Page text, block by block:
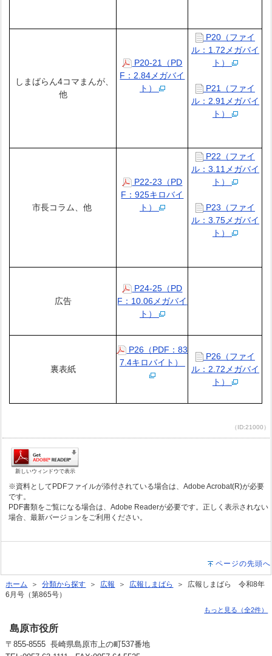
しまばらん4コマまんが、
他
P20-21（PD
F：2.84メガバイ
ト）
P20（ファイ
ル：1.72メガバイ
ト）
P21（ファイ
ル：2.91メガバイ
ト）
市長コラム、他
P22-23（PD
F：925キロバイ
ト）
P22（ファイ
ル：3.11メガバイ
ト）
P23（ファイ
ル：3.75メガバイ
ト）
広告
P24-25（PD
F：10.06メガバイ
ト）
裏表紙
P26（PDF：83
7.4キロバイト）
P26（ファイ
ル：2.72メガバイ
ト）
（ID:21000）
新しいウィンドウで表示
※資料としてPDFファイルが添付されている場合は、Adobe Acrobat(R)が必要
です。
PDF書類をご覧になる場合は、Adobe Readerが必要です。正しく表示されない
場合、最新バージョンをご利用ください。
ページの先頭へ
ホーム ＞分類から探す ＞ 広報 ＞ 広報しまばら
＞ 広報しまばら 令和8年
6月号（第865号）
もっと見る（全2件）
島原市役所
〒855-8555 長崎県島原市上の町537番地